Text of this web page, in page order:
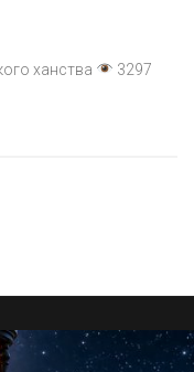
ханства
3297